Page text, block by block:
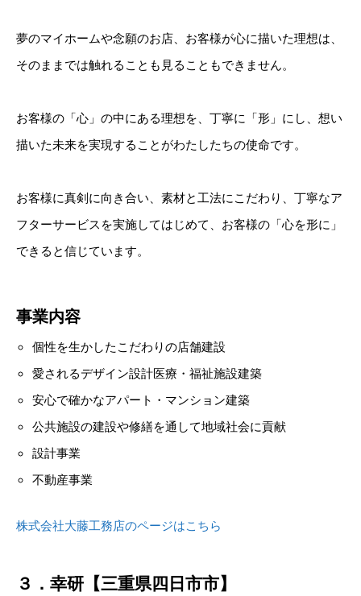
夢のマイホームや念願のお店、お客様が心に描いた理想は、
そのままでは触れることも見ることもできません。
お客様の「心」の中にある理想を、丁寧に「形」にし、想い
描いた未来を実現することがわたしたちの使命です。
お客様に真剣に向き合い、素材と工法にこだわり、丁寧なア
フターサービスを実施してはじめて、お客様の「心を形に」
できると信じています。
事業内容
個性を生かしたこだわりの店舗建設
愛されるデザイン設計医療・福祉施設建築
安心で確かなアパート・マンション建築
公共施設の建設や修繕を通して地域社会に貢献
設計事業
不動産事業
株式会社大藤工務店のページはこちら
３．幸研【三重県四日市市】